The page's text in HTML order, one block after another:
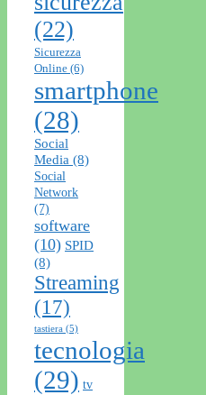
(22)
Sicurezza
Online (6)
smartphone
(28)
Social
Media (8)
Social
Network
(7)
software
(10) SPID
(8)
Streaming
(17)
tastiera (5)
tecnologia
(29) tv